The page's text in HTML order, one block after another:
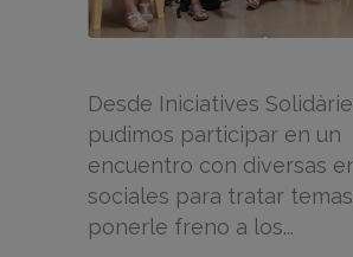
Desde Iniciatives
pudimos participar en un
encuentro con diversas
sociales para tratar
ponerle freno a los...